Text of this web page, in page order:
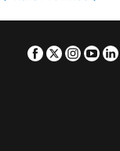
Facebook
Twitter